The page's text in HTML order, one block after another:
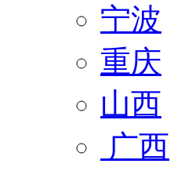
宁波
重庆
山西
广西